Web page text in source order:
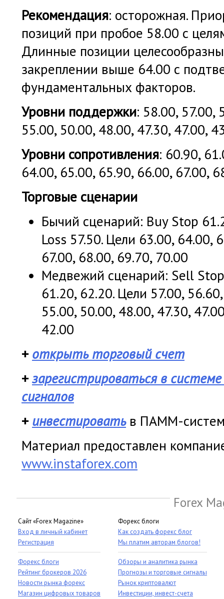
Рекомендация: осторожная.
позиций при пробое 58.00 с
Длинные позиции
закреплении выше 64.00 с
фундаментальных факторов.
Уровни поддержки: 58.00, 57.00,
55.00, 50.00, 48.00, 47.30, 47.00,
Уровни сопротивления: 60.90,
64.00, 65.00, 65.90, 66.00, 67.00,
Торговые сценарии
Бычий сценарий: Buy Stop
Loss 57.50. Цели 63.00, 64.00,
67.00, 68.00, 69.70, 70.00
Медвежий сценарий: Sell
61.20, 62.20. Цели 57.00,
55.00, 50.00, 48.00, 47.30,
42.00
+открыть торговый счет
+зарегистрироваться в
сигналов
+инвестироватьв ПАММ-
Материал предоставлен
www.instaforex.com
Forex
Сайт «Forex Magazine»
Вход в личный кабинет
Регистрация
Форекс блоги
Рейтинг брокеров 2026
Новости рынка форекс
Магазин цифровых товаров
Форекс блоги
Как создать форекс блог
Мы платим авторам блогов!
Обзоры и аналитика рынка
Прогнозы и торговые сигналы
Рынок криптовалют
Инвестиции, инвест-счета